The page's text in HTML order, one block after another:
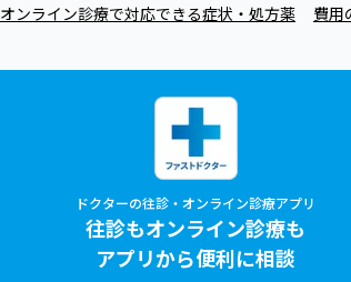
オンライン診療で対応できる症状・処方薬 費用
ドクターの往診・オンライン診療アプリ
往診もオンライン診療も
アプリから便利に相談